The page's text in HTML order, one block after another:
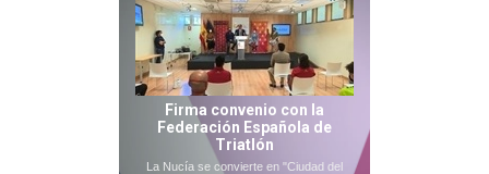
Firma convenio con la
Federación Española de
Triatlón
La Nucía se convierte en "Ciudad del